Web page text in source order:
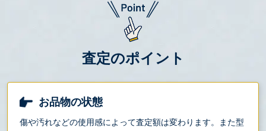
査定のポイント
お品物の状態
傷や汚れなどの使用感によって査定額は変わります。また型